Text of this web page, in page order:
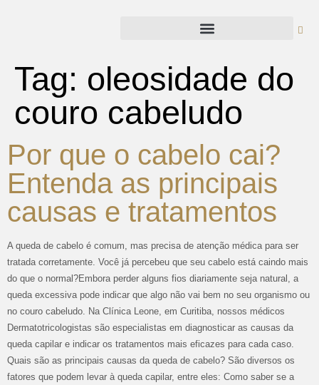
Tag: oleosidade do
couro cabeludo
Por que o cabelo cai?
Entenda as principais
causas e tratamentos
A queda de cabelo é comum, mas precisa de atenção médica para ser
tratada corretamente. Você já percebeu que seu cabelo está caindo mais
do que o normal?Embora perder alguns fios diariamente seja natural, a
queda excessiva pode indicar que algo não vai bem no seu organismo ou
no couro cabeludo. Na Clínica Leone, em Curitiba, nossos médicos
Dermatotricologistas são especialistas em diagnosticar as causas da
queda capilar e indicar os tratamentos mais eficazes para cada caso.
Quais são as principais causas da queda de cabelo? São diversos os
fatores que podem levar à queda capilar, entre eles: Como saber se a